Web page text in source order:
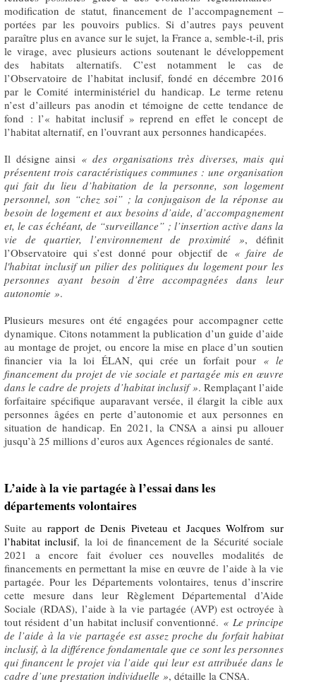
modification de statut, financement de l’accompagnement –
portées par les pouvoirs publics. Si d’autres pays peuvent
paraître plus en avance sur le sujet, la France a, semble-t-il, pris
le virage, avec plusieurs actions soutenant le développement
des habitats alternatifs. C’est notamment le cas de
l’Observatoire de l’habitat inclusif, fondé en décembre 2016
par le Comité interministériel du handicap. Le terme retenu
n’est d’ailleurs pas anodin et témoigne de cette tendance de
fond : l’« habitat inclusif » reprend en effet le concept de
l’habitat alternatif, en l’ouvrant aux personnes handicapées.
Il désigne ainsi «des organisations très diverses, mais qui
présentent trois caractéristiques communes : une organisation
qui fait du lieu d’habitation de la personne, son logement
personnel, son “chez soi” ; la conjugaison de la réponse au
besoin de logement et aux besoins d’aide, d’accompagnement
et, le cas échéant, de “surveillance” ; l’insertion active dans la
vie de quartier, l’environnement de proximité », définit
l’Observatoire qui s’est donné pour objectif de «faire de
l'habitat inclusif un pilier des politiques du logement pour les
personnes ayant besoin d’être accompagnées dans leur
autonomie ».
Plusieurs mesures ont été engagées pour accompagner cette
dynamique. Citons notamment la publication d’un guide d’aide
au montage de projet, ou encore la mise en place d’un soutien
financier via la loi ÉLAN, qui crée un forfait pour «le
financement du projet de vie sociale et partagée mis en œuvre
dans le cadre de projets d’habitat inclusif ». Remplaçant l’aide
forfaitaire spécifique auparavant versée, il élargit la cible aux
personnes âgées en perte d’autonomie et aux personnes en
situation de handicap. En 2021, la CNSA a ainsi pu allouer
jusqu’à 25 millions d’euros aux Agences régionales de santé.
L’aide à la vie partagée à l’essai dans les
départements volontaires
Suite aurapport de Denis Piveteau et Jacques Wolfrom sur
l’habitat inclusif, la loi de financement de la Sécurité sociale
2021 a encore fait évoluer ces nouvelles modalités de
financements en permettant la mise en œuvre de l’aide à la vie
partagée. Pour les Départements volontaires, tenus d’inscrire
cette mesure dans leur Règlement Départemental d’Aide
Sociale (RDAS), l’aide à la vie partagée (AVP) est octroyée à
tout résident d’un habitat inclusif conventionné. « Le principe
de l’aide à la vie partagée est assez proche du forfait habitat
inclusif, à la différence fondamentale que ce sont les personnes
qui financent le projet via l’aide qui leur est attribuée dans le
cadre d’une prestation individuelle », détaille la CNSA.